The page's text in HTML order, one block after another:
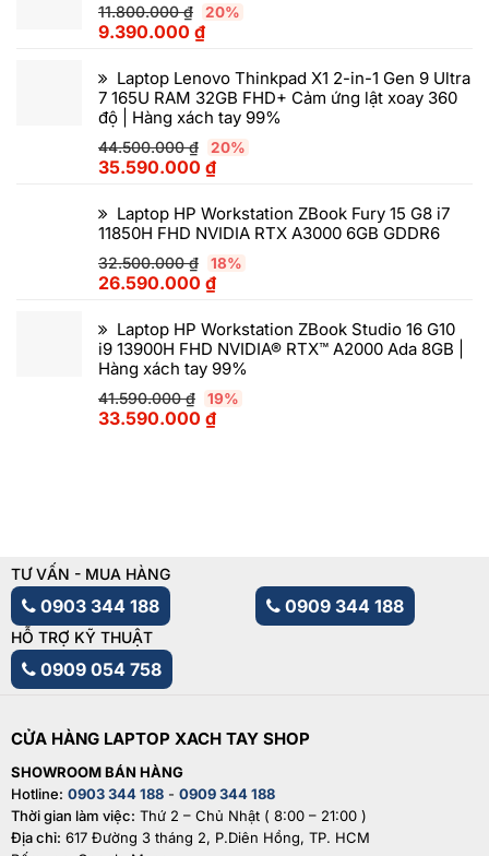
11.800.000₫ 20%
9.390.000 ₫
Laptop Lenovo Thinkpad X1 2-in-1 Gen 9 Ultra
7 165U RAM 32GB FHD+ Cảm ứng lật xoay 360
độ | Hàng xách tay 99%
44.500.000₫ 20%
35.590.000 ₫
Laptop HP Workstation ZBook Fury 15 G8 i7
11850H FHD NVIDIA RTX A3000 6GB GDDR6
32.500.000₫ 18%
26.590.000 ₫
Laptop HP Workstation ZBook Studio 16 G10
i9 13900H FHD NVIDIA® RTX™ A2000 Ada 8GB |
Hàng xách tay 99%
41.590.000₫ 19%
33.590.000 ₫
TƯ VẤN - MUA HÀNG
0903 344 188 0909 344 188
HỖ TRỢ KỸ THUẬT
0909 054 758
CỬA HÀNG LAPTOP XACH TAY SHOP
SHOWROOM BÁN HÀNG
Hotline: 0903 344 188 - 0909 344 188
Thời gian làm việc: Thứ 2 – Chủ Nhật ( 8:00 – 21:00 )
Địa chỉ: 617 Đường 3 tháng 2, P.Diên Hồng, TP. HCM